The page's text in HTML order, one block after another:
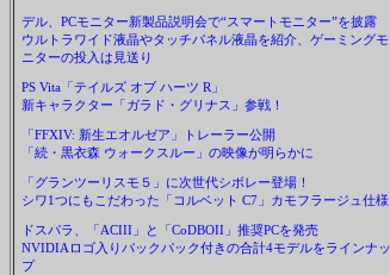
デル、PCモニター新製品説明会で“スマートモニター”を披露
ウルトラワイド液晶やタッチパネル液晶を紹介、ゲーミングモ
ニターの投入は見送り
PS Vita「テイルズ オブ ハーツ R」
新キャラクター「ガラド・グリナス」参戦！
「FFXIV: 新生エオルゼア」トレーラー公開
「続・黒衣森 ウォークスルー」の映像が明らかに
「グランツーリスモ５」に次世代シボレー登場！
シワ1つにもこだわった「コルベット C7」カモフラージュ仕様
ドスパラ、「ACIII」と「CoDBOII」推奨PCを発売
NVIDIAロゴ入りバックパック付きの合計4モデルをラインナッ
プ